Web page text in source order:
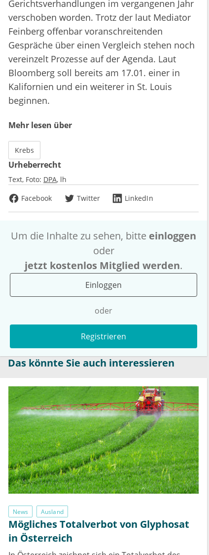
Gerichtsverhandlungen im vergangenen Jahr
verschoben worden. Trotz der laut Mediator
Feinberg offenbar voranschreitenden
Gespräche über einen Vergleich stehen noch
vereinzelt Prozesse auf der Agenda. Laut
Bloomberg soll bereits am 17.01. einer in
Kalifornien und ein weiterer in St. Louis
beginnen.
Mehr lesen über
Krebs
Urheberrecht
Text, Foto: DPA lh
Facebook
Twitter LinkedIn
Um die Inhalte zu sehen, bitte einloggen
oder
jetzt kostenlos Mitglied werden.
Einloggen
oder
Registrieren
Das könnte Sie auch interessieren
News Ausland
Mögliches Totalverbot von Glyphosat
in Österreich